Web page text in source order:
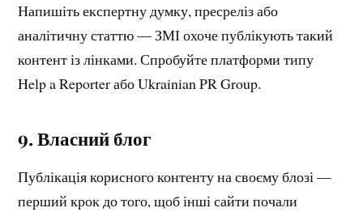
Напишіть експертну думку, пресреліз або
аналітичну статтю — ЗМІ охоче публікують такий
контент із лінками. Спробуйте платформи типу
Help a Reporter або Ukrainian PR Group.
9. Власний блог
Публікація корисного контенту на своєму блозі —
перший крок до того, щоб інші сайти почали